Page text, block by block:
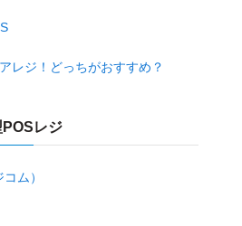
レジ！どっちがおすすめ？
レジ
ム）